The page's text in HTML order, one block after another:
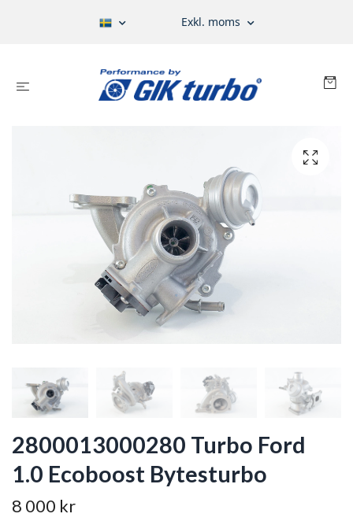
Exkl. moms
2800013000280 Turbo Ford
1.0 Ecoboost Bytesturbo
8 000 kr